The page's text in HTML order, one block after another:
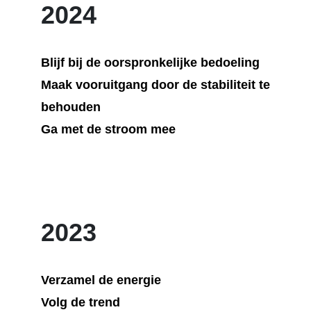
2024
Blijf bij de oorspronkelijke bedoeling
Maak vooruitgang door de stabiliteit te
behouden
Ga met de stroom mee
2023
Verzamel de energie
Volg de trend